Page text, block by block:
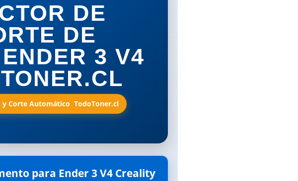
DE
DE
3 V4
y Corte Automático  TodoToner.cl
para Ender 3 V4 Creality